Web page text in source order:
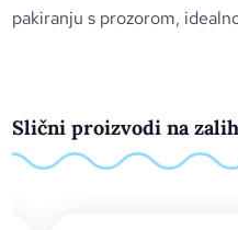
pakiranju s prozorom,
Slični proizvodi na